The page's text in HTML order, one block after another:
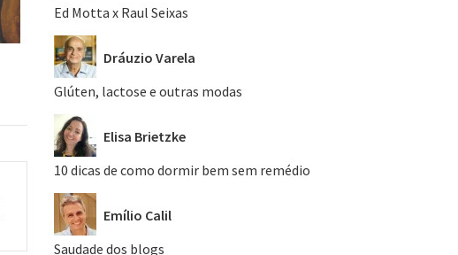
Ed Motta x Raul Seixas
Dráuzio Varela
Glúten, lactose e outras modas
Elisa Brietzke
10 dicas de como dormir bem sem remédio
Emílio Calil
Saudade dos blogs